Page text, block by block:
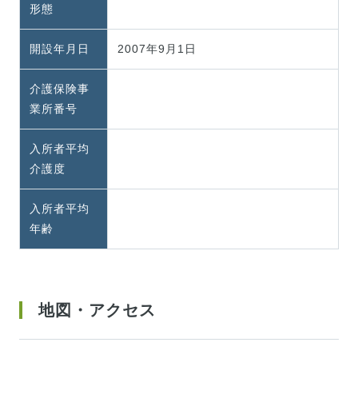
形態
開設年月日 2007年9月1日
介護保険事
業所番号
入所者平均
介護度
入所者平均
年齢
地図・アクセス